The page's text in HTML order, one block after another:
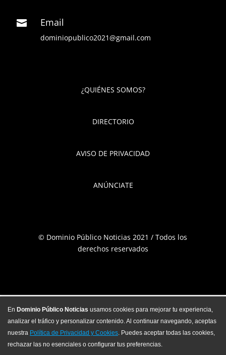
 Email
dominiopublico2021@gmail.com
¿QUIÉNES SOMOS?
DIRECTORIO
AVISO DE PRIVACIDAD
ANÚNCIATE
© Dominio Público Noticias 2021 / Todos los
derechos reservados
En Dominio Público Noticias usamos cookies para mejorar tu experiencia,
analizar el tráfico y personalizar contenido. Al continuar navegando, aceptas
nuestra Política de Privacidad y Cookies. Puedes aceptar todas las cookies,
rechazar las no esenciales o configurar tus preferencias.